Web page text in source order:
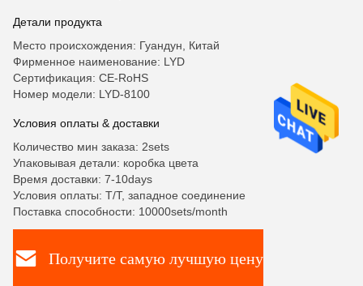
Детали продукта
Место происхождения: Гуандун, Китай
Фирменное наименование: LYD
Сертификация: CE-RoHS
Номер модели: LYD-8100
Условия оплаты & доставки
Количество мин заказа: 2sets
Упаковывая детали: коробка цвета
Время доставки: 7-10days
Условия оплаты: T/T, западное соединение
Поставка способности: 10000sets/month
Получите самую лучшую цену